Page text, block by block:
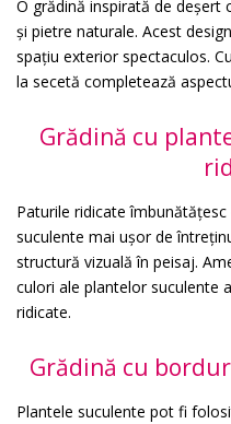
O grădină inspirată de deșert
și pietre naturale. Acest
spațiu exterior spectaculos.
la secetă completează
Grădină cu
Paturile ridicate
suculente mai ușor de
structură vizuală în peisaj.
culori ale plantelor suculente
ridicate.
Grădină cu
Plantele suculente pot fi